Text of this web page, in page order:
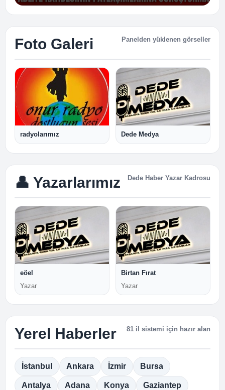
Foto Galeri Panelden yüklenen görseller
radyolarımız Dede Medya
👤 Yazarlarımız Dede Haber Yazar Kadrosu
eöel
Yazar
Birtan Fırat
Yazar
Yerel Haberler 81 il sistemi için hazır alan
İstanbul Ankara İzmir Bursa
Antalya Adana Konya Gaziantep